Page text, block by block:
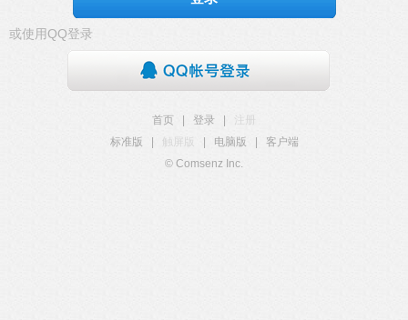
或使用QQ登录
首页 登录
注册
标准版
触屏版 电脑版
客户端
© Comsenz Inc.